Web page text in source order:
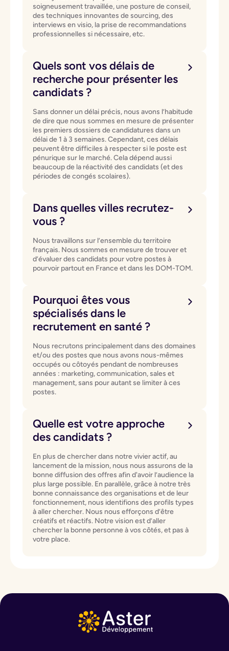
soigneusement travaillée, une posture de conseil,
des techniques innovantes de sourcing, des
interviews en visio, la prise de recommandations
professionnelles si nécessaire, etc.
Quels sont vos délais de
recherche pour présenter les
candidats ?
Sans donner un délai précis, nous avons l’habitude
de dire que nous sommes en mesure de présenter
les premiers dossiers de candidatures dans un
délai de 1 à 3 semaines. Cependant, ces délais
peuvent être difficiles à respecter si le poste est
pénurique sur le marché. Cela dépend aussi
beaucoup de la réactivité des candidats (et des
périodes de congés scolaires).
Dans quelles villes recrutez-
vous ?
Nous travaillons sur l’ensemble du territoire
français. Nous sommes en mesure de trouver et
d’évaluer des candidats pour votre postes à
pourvoir partout en France et dans les DOM-TOM.
Pourquoi êtes vous
spécialisés dans le
recrutement en santé ?
Nous recrutons principalement dans des domaines
et/ou des postes que nous avons nous-mêmes
occupés ou côtoyés pendant de nombreuses
années : marketing, communication, sales et
management, sans pour autant se limiter à ces
postes.
Quelle est votre approche
des candidats ?
En plus de chercher dans notre vivier actif, au
lancement de la mission, nous nous assurons de la
bonne diffusion des offres afin d'avoir l’audience la
plus large possible. En parallèle, grâce à notre très
bonne connaissance des organisations et de leur
fonctionnement, nous identifions des profils types
à aller chercher. Nous nous efforçons d’être
créatifs et réactifs. Notre vision est d’aller
chercher la bonne personne à vos côtés, et pas à
votre place.